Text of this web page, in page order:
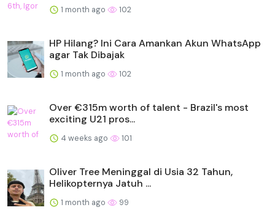
1 month ago 102
HP Hilang? Ini Cara Amankan Akun WhatsApp
agar Tak Dibajak
1 month ago 102
Over €315m worth of talent - Brazil's most
exciting U21 pros...
4 weeks ago 101
Oliver Tree Meninggal di Usia 32 Tahun,
Helikopternya Jatuh ...
1 month ago 99